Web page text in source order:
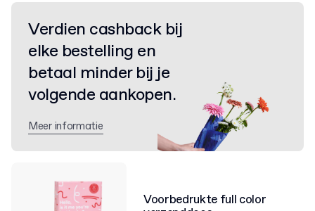
Voorbedrukte full color
Verdien cashback bij
elke bestelling en
betaal minder bij je
volgende aankopen.
Meer informatie